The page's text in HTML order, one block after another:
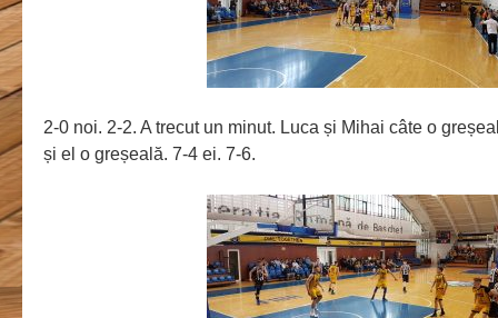
2-0 noi. 2-2. A trecut un minut. Luca și Mihai câte o
și el o greșeală. 7-4 ei. 7-6.